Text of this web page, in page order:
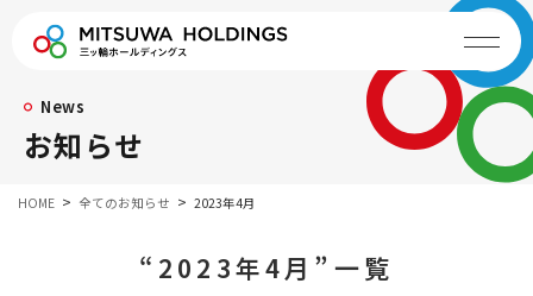
News
お知らせ
HOME 全てのお知らせ 2023年4月
“2023年4月”一覧